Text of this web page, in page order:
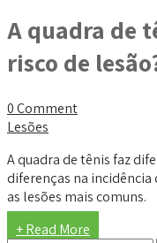
A quadra de
risco de
0 Comment
Lesões
A quadra de tênis faz
diferenças na incidência
as lesões mais comuns.
+ Read More